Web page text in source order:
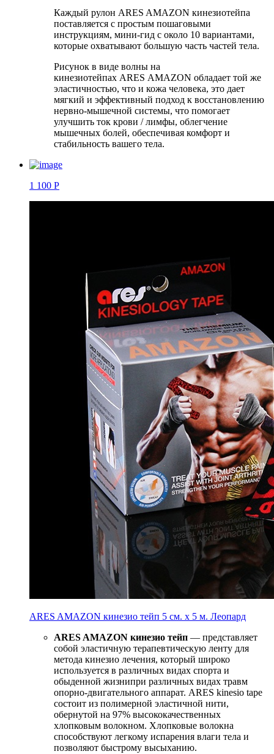
Каждый рулон ARES AMAZON кинезиотейпа
поставляется с простым пошаговыми
инструкциям, мини-гид с около 10 вариантами,
которые охватывают большую часть частей тела.
Рисунок в виде волны на
кинезиотейпах ARES AMAZON обладает той же
эластичностью, что и кожа человека, это дает
мягкий и эффективный подход к восстановлению
нервно-мышечной системы, что помогает
улучшить ток крови / лимфы, облегчение
мышечных болей, обеспечивая комфорт и
стабильность вашего тела.
1 100 Р
ARES AMAZON кинезио тейп 5 см. х 5 м. Леопард
ARES AMAZON кинезио тейп — представляет
собой эластичную терапевтическую ленту для
метода кинезио лечения, который широко
используется в различных видах спорта и
обыденной жизнипри различных видах травм
опорно-двигательного аппарат. ARES kinesio tape
состоит из полимерной эластичной нити,
обернутой на 97% высококачественных
хлопковым волокном. Хлопковые волокна
способствуют легкому испарения влаги тела и
позволяют быстрому высыханию.